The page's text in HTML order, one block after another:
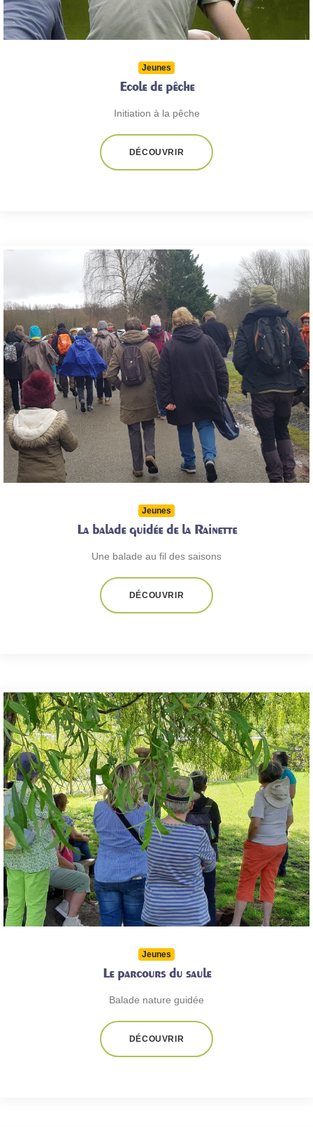
Jeunes
Ecole de pêche
Initiation à la pêche
DÉCOUVRIR
Jeunes
La balade guidée de la Rainette
Une balade au fil des saisons
DÉCOUVRIR
Jeunes
Le parcours du saule
Balade nature guidée
DÉCOUVRIR